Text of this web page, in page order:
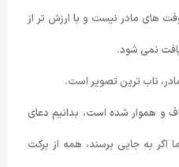
های مادر نیست و با ارزش تر از
نمی شود.
ناب ترین تصویر است.
و هموار شده است، بدانیم دعای
اگر به جایی برسند، همه از برکت